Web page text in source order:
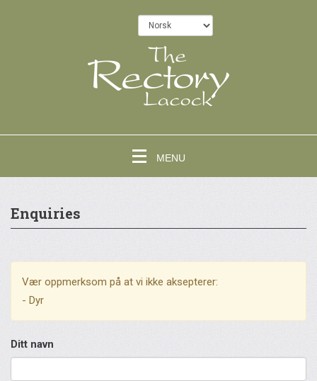
MENU
Enquiries
Vær oppmerksom på at vi ikke aksepterer:
- Dyr
Ditt navn